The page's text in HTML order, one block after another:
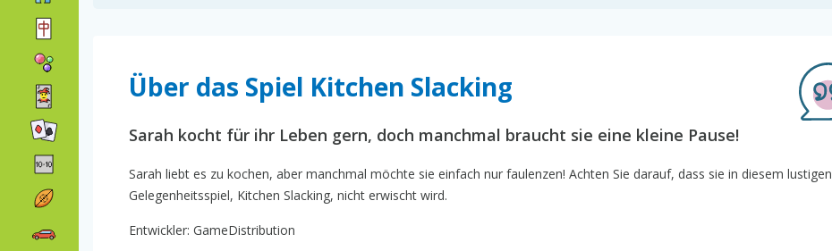
Über das Spiel Kitchen Slacking
Sarah kocht für ihr Leben gern, doch manchmal braucht sie eine kleine Pause!
Sarah liebt es zu kochen, aber manchmal möchte sie einfach nur faulenzen! Achten Sie darauf, dass sie in diesem lustigen
Gelegenheitsspiel, Kitchen Slacking, nicht erwischt wird.
Entwickler: GameDistribution